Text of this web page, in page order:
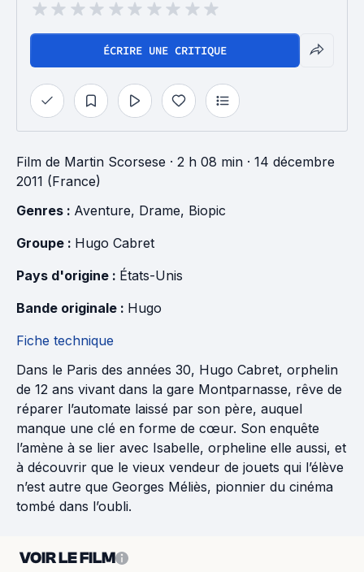
ÉCRIRE UNE CRITIQUE
Film de Martin Scorsese · 2 h 08 min · 14 décembre
2011 (France)
Genres : Aventure, Drame, Biopic
Groupe : Hugo Cabret
Pays d'origine : États-Unis
Bande originale : Hugo
Fiche technique
Dans le Paris des années 30, Hugo Cabret, orphelin
de 12 ans vivant dans la gare Montparnasse, rêve de
réparer l’automate laissé par son père, auquel
manque une clé en forme de cœur. Son enquête
l’amène à se lier avec Isabelle, orpheline elle aussi, et
à découvrir que le vieux vendeur de jouets qui l’élève
n’est autre que Georges Méliès, pionnier du cinéma
tombé dans l’oubli.
VOIR LE FILM